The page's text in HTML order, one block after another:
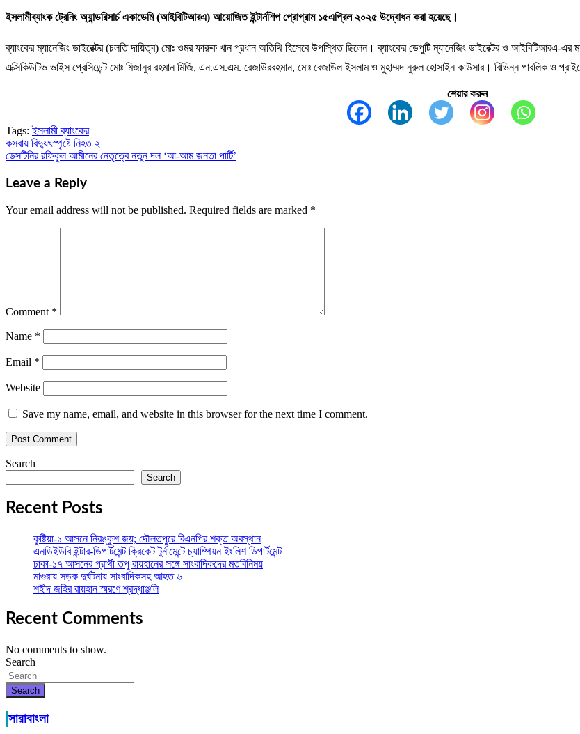
ইসলামীব্যাংক ট্রেনিং অ্যান্ডরিসার্চ একাডেমি (আইবিটিআরএ) আয়োজিত ইন্টার্নশিপ প্রোগ্রাম ১৫এপ্রিল ২০২৫ উদ্বোধন করা হয়েছে।
ব্যাংকের ম্যানেজিং ডাইরেক্টর (চলতি দায়িত্ব) মোঃ ওমর ফারুক খান প্রধান অতিথি হিসেবে উপস্থিত ছিলেন। ব্যাংকের ডেপুটি ম্যানেজিং ডাইরেক্টর ও
এক্সিকিউটিভ ভাইস প্রেসিডেন্ট মোঃ মিজানুর রহমান মিজি, এন.এস.এম. রেজাউররহমান, মোঃ রেজাউল ইসলাম ও মুহাম্মদ নুরুল হোসাইন কাউসার। বিভিন্ন পাবলিক ও
শেয়ার করুন
Tags: ইসলামী ব্যাংকের
Post
navigation
কসবায় বিদ্যুৎস্পৃষ্টে নিহত ২
ডেসটিনির রফিকুল আমীনের নেতৃত্বে নতুন দল ‘আ-আম জনতা পার্টি’
Leave a Reply
Your email address will not be published. Required fields are marked *
Comment *
Name *
Email *
Website
Save my name, email, and website in this browser for the next time I comment.
Search
Search
Recent Posts
কুষ্টিয়া-১ আসনে নিরঙ্কুশ জয়; দৌলতপুরে বিএনপির শক্ত অবস্থান
এনডিইউবি ইন্টার-ডিপার্টমেন্ট ক্রিকেট টুর্নামেন্টে চ্যাম্পিয়ন ইংলিশ ডিপার্টমেন্ট
ঢাকা-১৭ আসনের প্রার্থী তপু রায়হানের সঙ্গে সাংবাদিকদের মতবিনিময়
মাগুরায় সড়ক দুর্ঘটনায় সাংবাদিকসহ আহত ৬
শহীদ জহির রায়হান স্মরণে শ্রদ্ধাঞ্জলি
Recent Comments
No comments to show.
Search
Search
সারাবাংলা